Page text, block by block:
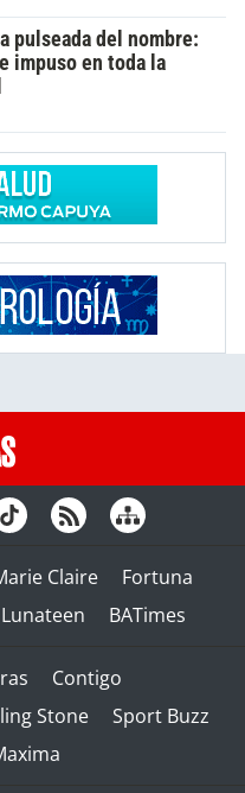
pulseada del nombre:
impuso en toda la
Claire
Fortuna
Lunateen BATimes
Contigo
Stone
Sport Buzz